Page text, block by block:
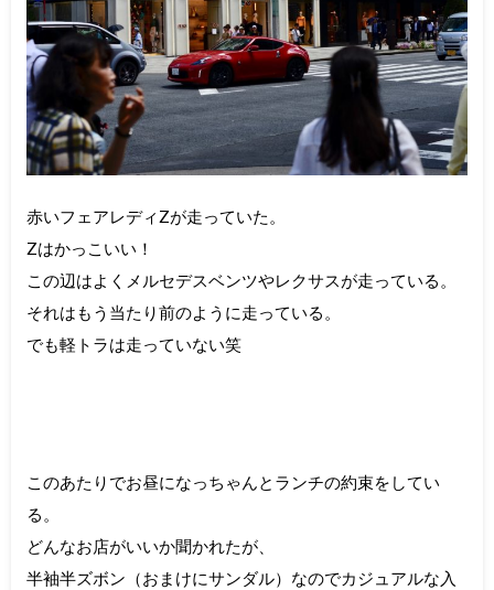
赤いフェアレディZが走っていた。
Zはかっこいい！
この辺はよくメルセデスベンツやレクサスが走っている。
それはもう当たり前のように走っている。
でも軽トラは走っていない笑
このあたりでお昼になっちゃんとランチの約束をしてい
る。
どんなお店がいいか聞かれたが、
半袖半ズボン（おまけにサンダル）なのでカジュアルな入